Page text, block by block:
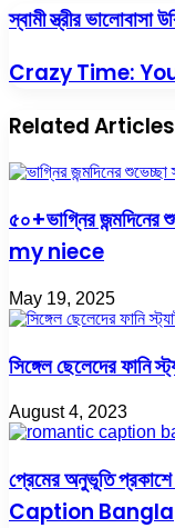
via
Email
স্বামী স্ত্রীর
Crazy Time:
Related Articles
৫০+ভাগ্নির
my niece
May 19, 2025
সিঙ্গেল ছেলেদের ফানি
August 4, 2023
প্রেমের অনুভূতি
Caption Bangla